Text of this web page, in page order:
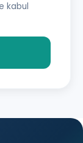
kabul